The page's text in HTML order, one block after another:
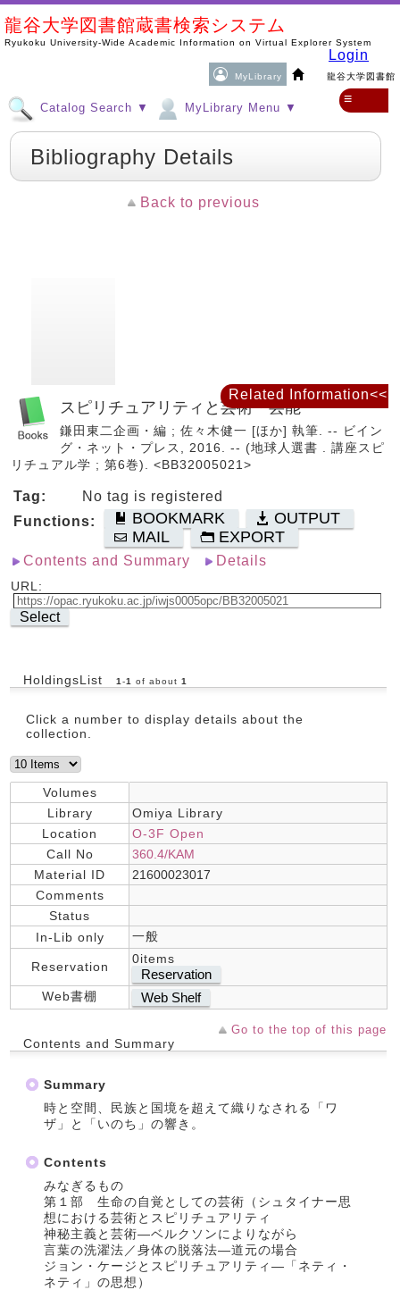
龍谷大学図書館蔵書検索システム
Ryukoku University-Wide Academic Information on Virtual Explorer System
MyLibrary 龍谷大学図書館
Login
Catalog Search ▼ MyLibrary Menu ▼
≡
Bibliography Details
Back to previous
スピリチュアリティと芸術・芸能
鎌田東二企画・編 ; 佐々木健一 [ほか] 執筆. -- ビイン
グ・ネット・プレス, 2016. -- (地球人選書 . 講座スピ
リチュアル学 ; 第6巻). <BB32005021>
Tag:
No tag is registered
Functions:
BOOKMARK
OUTPUT
MAIL
EXPORT
Contents and Summary Details
URL:
Select
HoldingsList 1 -1 of about 1
Click a number to display details about the
collection.
Volumes
Library
Omiya Library
Location
O-3F Open
Call No
360.4/KAM
Material ID
21600023017
Comments
Status
In-Lib only
一般
Reservation
0items
Reservation
Web書棚 Web Shelf
Go to the top of this page
Contents and Summary
Summary
時と空間、民族と国境を超えて織りなされる「ワ
ザ」と「いのち」の響き。
Contents
みなぎるもの
第１部 生命の自覚としての芸術（シュタイナー思
想における芸術とスピリチュアリティ
神秘主義と芸術―ベルクソンによりながら
言葉の洗濯法／身体の脱落法―道元の場合
ジョン・ケージとスピリチュアリティ―「ネティ・
ネティ」の思想）
Related Information<<